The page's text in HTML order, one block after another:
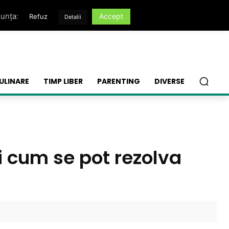
TIMP LIBER PARENTING DIVERSE
se pot rezolva
Refuz Detalii Accept